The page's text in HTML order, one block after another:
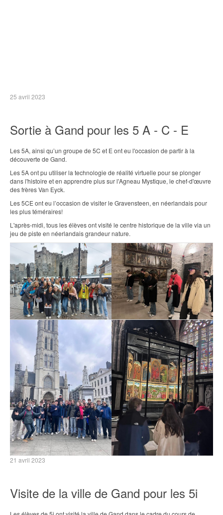
25 avril 2023
Sortie à Gand pour les 5 A - C - E
Les 5A, ainsi qu’un groupe de 5C et E ont eu l'occasion de partir à la
découverte de Gand.
Les 5A ont pu utiliser la technologie de réalité virtuelle pour se plonger
dans l'histoire et en apprendre plus sur l'Agneau Mystique, le chef-d'œuvre
des frères Van Eyck.
Les 5CE ont eu l’occasion de visiter le Gravensteen, en néerlandais pour
les plus téméraires!
L'après-midi, tous les élèves ont visité le centre historique de la ville via un
jeu de piste en néerlandais grandeur nature.
21 avril 2023
Visite de la ville de Gand pour les 5i